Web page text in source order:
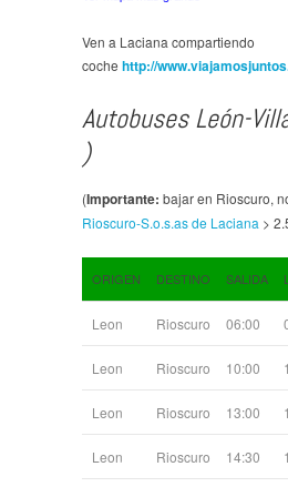
Ven a Laciana compartiendo
coche http://
Autobuses León-
)
(Importante: bajar en Rioscuro,
Rioscuro-S.o.s.as de Laciana >
ORIGEN DESTINO SALIDA
Leon Rioscuro 06:00
Leon Rioscuro 10:00
Leon Rioscuro 13:00
Leon Rioscuro 14:30